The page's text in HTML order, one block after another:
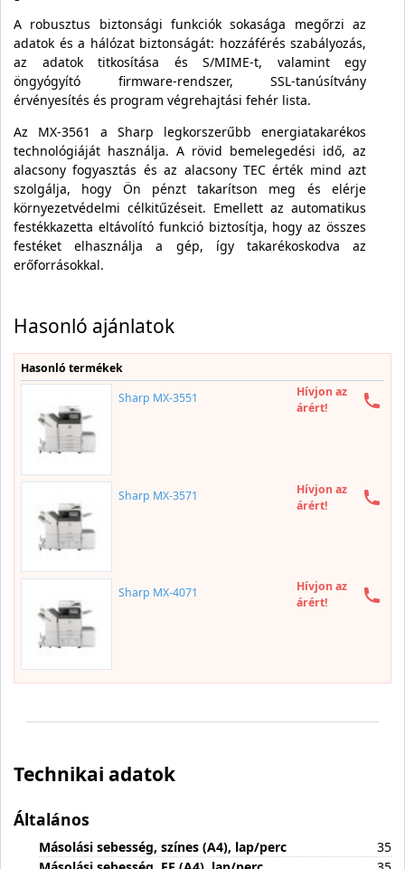
A robusztus biztonsági funkciók sokasága megőrzi az
adatok és a hálózat biztonságát: hozzáférés szabályozás,
az adatok titkosítása és S/MIME-t, valamint egy
öngyógyító firmware-rendszer, SSL-tanúsítvány
érvényesítés és program végrehajtási fehér lista.
Az MX-3561 a Sharp legkorszerűbb energiatakarékos
technológiáját használja. A rövid bemelegedési idő, az
alacsony fogyasztás és az alacsony TEC érték mind azt
szolgálja, hogy Ön pénzt takarítson meg és elérje
környezetvédelmi célkitűzéseit. Emellett az automatikus
festékkazetta eltávolító funkció biztosítja, hogy az összes
festéket elhasználja a gép, így takarékoskodva az
erőforrásokkal.
Hasonló ajánlatok
Hasonló termékek
Sharp MX-3551
Hívjon az
árért!
Sharp MX-3571
Hívjon az
árért!
Sharp MX-4071
Hívjon az
árért!
Technikai adatok
Általános
Másolási sebesség, színes (A4), lap/perc
35